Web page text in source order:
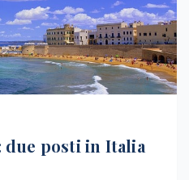
due posti in Italia